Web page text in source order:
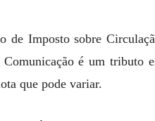
de Imposto sobre
é um tributo
que pode variar.